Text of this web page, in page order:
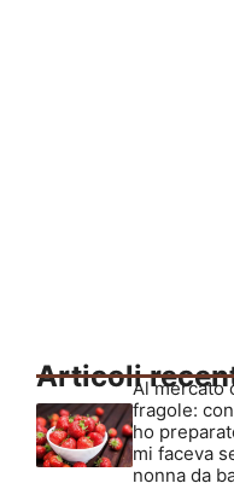
ArticoliAl mercato
fragole:
ho
mi faceva
nonna da